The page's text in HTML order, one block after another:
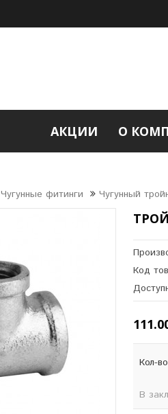
АКЦИИ О
Чугунные фитинги Чугунный
Код
Кол-во
В